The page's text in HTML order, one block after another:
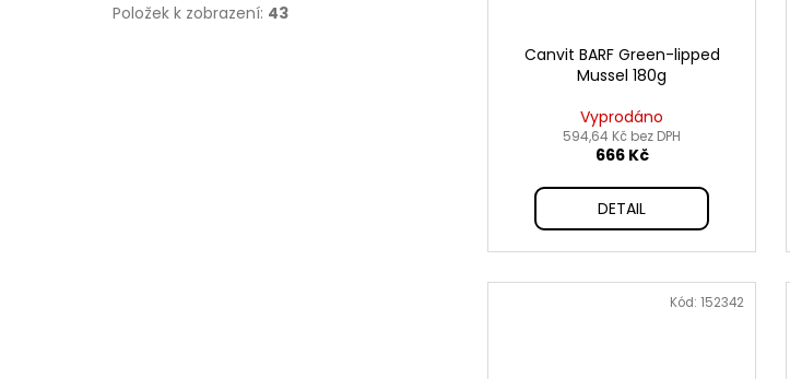
Položek k zobrazení: 43
Canvit BARF Green-lipped
Mussel 180g
Vyprodáno
594,64 Kč bez DPH
666 Kč
DETAIL
Kód:152342